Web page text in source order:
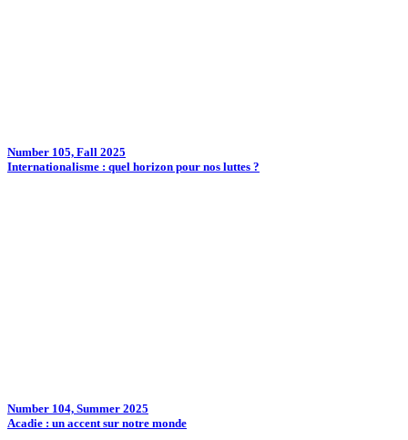
Number 105, Fall 2025
Internationalisme : quel horizon pour nos luttes ?
Number 104, Summer 2025
Acadie : un accent sur notre monde